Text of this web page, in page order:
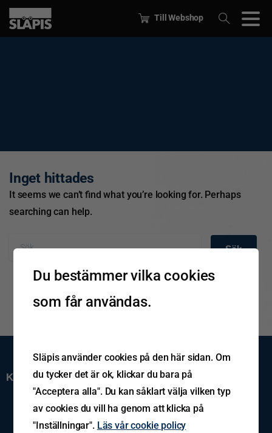
Till Webshop
Inget hittades
It seems we can’t find what you’re looking for. Perhaps
searching can help.
Kundservice
Spårning av gods
Reklamation
Du bestämmer vilka cookies
som får användas.
Släpis använder cookies på den här sidan. Om
du tycker det är ok, klickar du bara på
"Acceptera alla". Du kan såklart välja vilken typ
av cookies du vill ha genom att klicka på
"Inställningar". Läs vår cookie policy